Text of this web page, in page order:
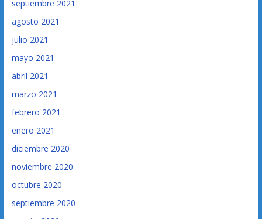
septiembre 2021
agosto 2021
julio 2021
mayo 2021
abril 2021
marzo 2021
febrero 2021
enero 2021
diciembre 2020
noviembre 2020
octubre 2020
septiembre 2020